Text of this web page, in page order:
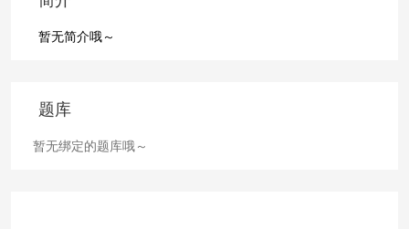
暂无简介哦～
题库
暂无绑定的题库哦～